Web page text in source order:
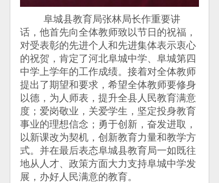
阜城县教育局张林局长作重要讲
话，他首先向全体教师致以节日的祝福，
对受表彰的先进个人和先进集体表示衷心
的祝贺，肯定了河北阜城中学、阜城第四
中学上学年的工作成绩。接着对全体教师
提出了期望和要求，希望全体教师要修身
以德，为人师表，提升全县人民教育满意
度；爱岗敬业，关爱学生，坚定投身教育
事业的理想信念；勇于创新，奋发进取，
以新课改为契机，创新教育力量和教学方
式。并在最后表态阜城县教育局一如既往
地从人才、政策方面大力支持阜城中学发
展，办好人民满意的教育。